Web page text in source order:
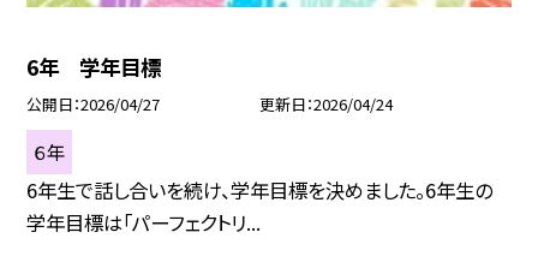
6年 学年目標
公開日 2026/04/27 更新日 2026/04/24
６年
6年生で話し合いを続け、学年目標を決めました。6年生の
学年目標は「パーフェクトリ...